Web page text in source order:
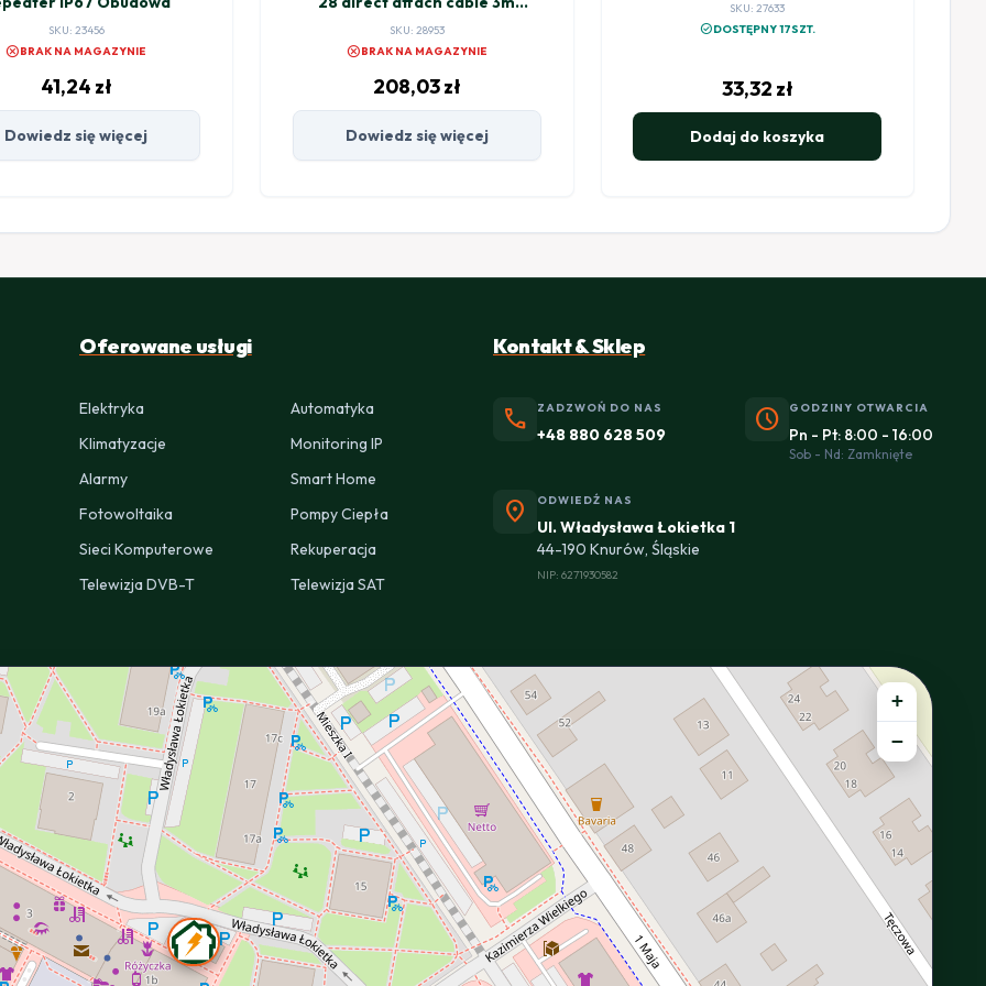
SKU: 23456
cancelBRAK NA MAGAZYNIE
41,24 zł
Dowiedz się więcej
(XS+DA0003)
SKU: 28953
cancelBRAK NA MAGAZYNIE
208,03zł
Dowiedz się więcej
SKU: 27633
check_circleDOSTĘPNY 17SZT.
33,32 zł
Dodaj do koszyka
Oferowane usługi
Elektryka
Automatyka
Klimatyzacje
Monitoring IP
Alarmy
Smart Home
Fotowoltaika
Pompy Ciepła
Sieci Komputerowe
Rekuperacja
Telewizja DVB-T
Telewizja SAT
Kontakt & Sklep
phone ZADZWOŃ DO NAS
+48 880 628 509 schedule GODZINY OTWARCIA
Pn - Pt: 8:00 - 16:00
Sob - Nd: Zamknięte
location_on ODWIEDŹ NAS
Ul. Władysława Łokietka 1
44-190 Knurów, Śląskie
NIP: 6271930582
+
−